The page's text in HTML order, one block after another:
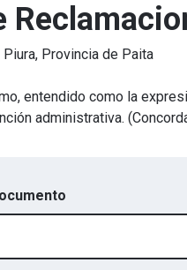
Piura, Provincia de Paita
entendido como la
administrativa.